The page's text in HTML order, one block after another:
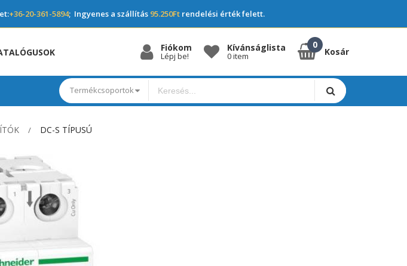
+36-20-361-5894; Ingyenes a szállítás 95.250Ft rendelési érték felett.
Fiókom
Lépj be!
Kívánságlista
0 item Kosár
Termékcsoportok
DC-S TÍPUSÚ